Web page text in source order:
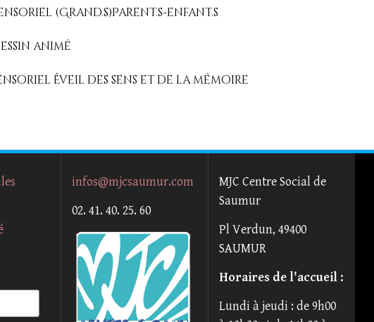
(Grand.s)Parent.s-enfant.s
animé
Éveil des sens et de la mémoire
infos@mjcsaumur.com
02. 41. 40. 25. 60
MJC Centre Social de
Saumur
Pl Verdun, 49400
SAUMUR
Horaires de l'accueil :
Lundi à jeudi : de 9h00